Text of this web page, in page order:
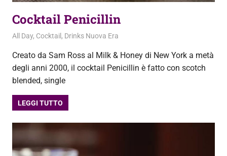
Cocktail Penicillin
2 Ottobre 2020
admin
All Day, Cocktail , Drinks Nuova Era
Creato da Sam Ross al Milk & Honey di New York a metà
degli anni 2000, il cocktail Penicillin è fatto con scotch
blended, single
LEGGI TUTTO